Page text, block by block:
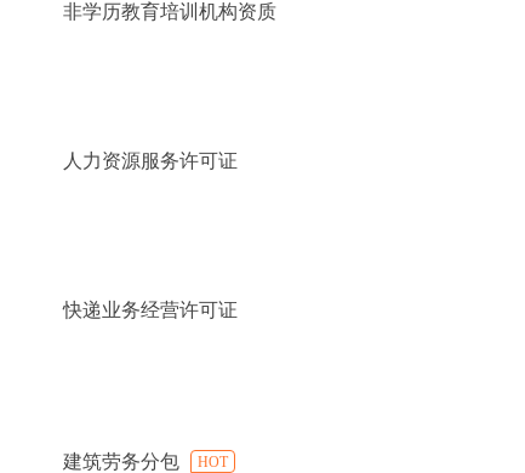
非学历教育培训机构资质
人力资源服务许可证
快递业务经营许可证
建筑劳务分包 HOT